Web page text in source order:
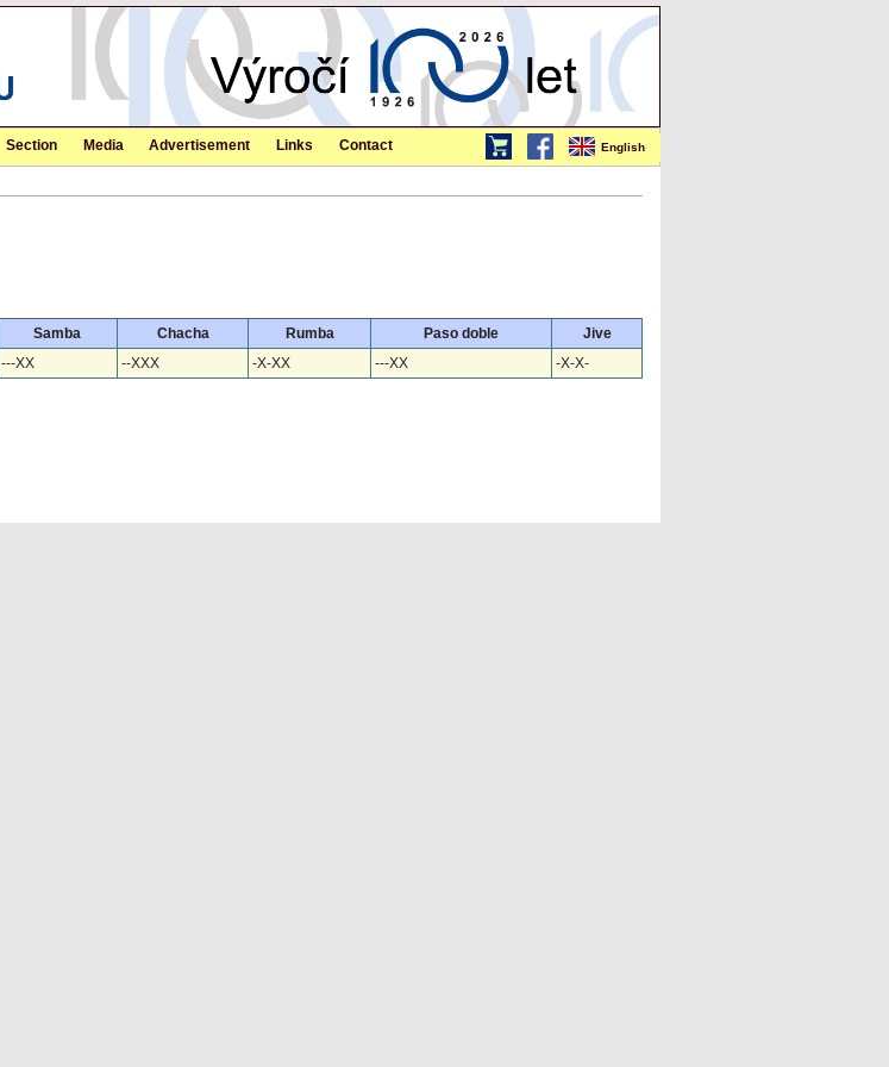
English
Section Media Advertisement Links Contact
Samba Chacha Rumba Paso doble
Jive
---XX --XXX -X-XX ---XX
-X-X-